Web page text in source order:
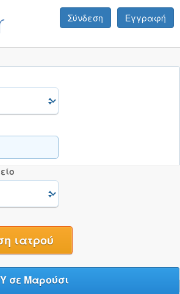
Σύνδεση Εγγραφή
σε Μαρούσι